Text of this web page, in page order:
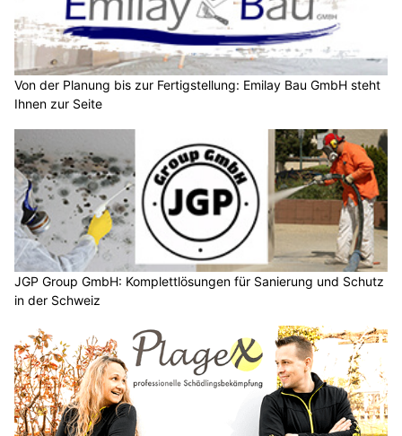
Von der Planung bis zur Fertigstellung: Emilay Bau GmbH steht
Ihnen zur Seite
JGP Group GmbH: Komplettlösungen für Sanierung und Schutz
in der Schweiz